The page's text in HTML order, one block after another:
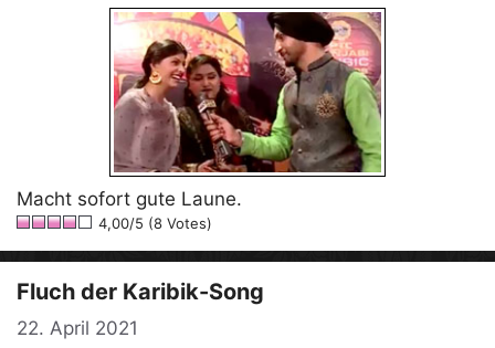
Macht sofort gute Laune.
4,00/5 (8 Votes)
Fluch der Karibik-Song
22. April 2021